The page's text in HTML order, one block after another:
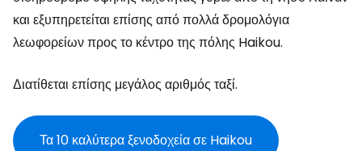
και εξυπηρετείται επίσης από πολλά δρομολόγια
λεωφορείων προς το κέντρο της πόλης Haikou.
Διατίθεται επίσης μεγάλος αριθμός ταξί.
Τα 10 καλύτερα ξενοδοχεία σε Haikou